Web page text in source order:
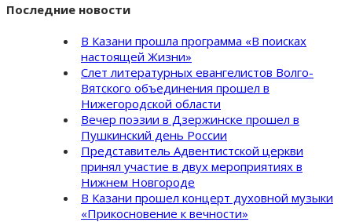
Последние новости
В Казани прошла программа «В поисках
настоящей Жизни»
Слет литературных евангелистов Волго-
Вятского объединения прошел в
Нижегородской области
Вечер поэзии в Дзержинске прошел в
Пушкинский день России
Представитель Адвентистской церкви
принял участие в двух мероприятиях в
Нижнем Новгороде
В Казани прошел концерт духовной музыки
«Прикосновение к вечности»